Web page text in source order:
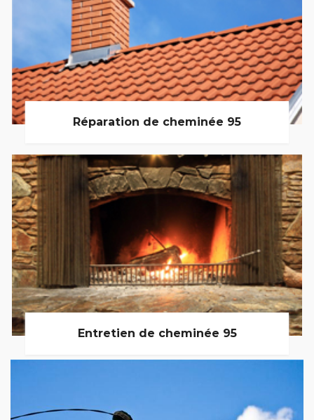
Réparation de cheminée 95
Entretien de cheminée 95